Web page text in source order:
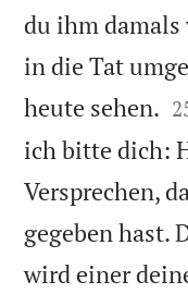
du ihm damals
in die Tat
heute sehen. 
ich bitte dich:
Versprechen,
gegeben hast.
wird einer